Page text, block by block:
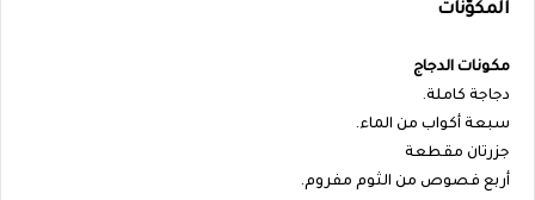
المكوّنات
مكونات الدجاج
دجاجة كاملة.
سبعة أكواب من الماء.
جزرتان مقطعة
أربع فصوص من الثوم مفروم.